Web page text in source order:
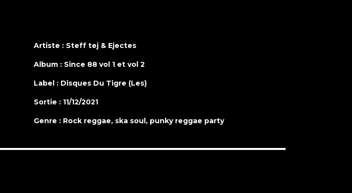
Artiste : Steff tej & Ejectes
Album : Since 88 vol 1 et vol 2
Label : Disques Du Tigre (Les)
Sortie : 11/12/2021
Genre : Rock reggae, ska soul, punky reggae party